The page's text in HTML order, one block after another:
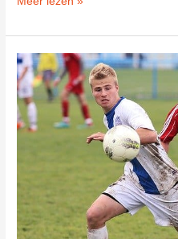
in
Amsterdam